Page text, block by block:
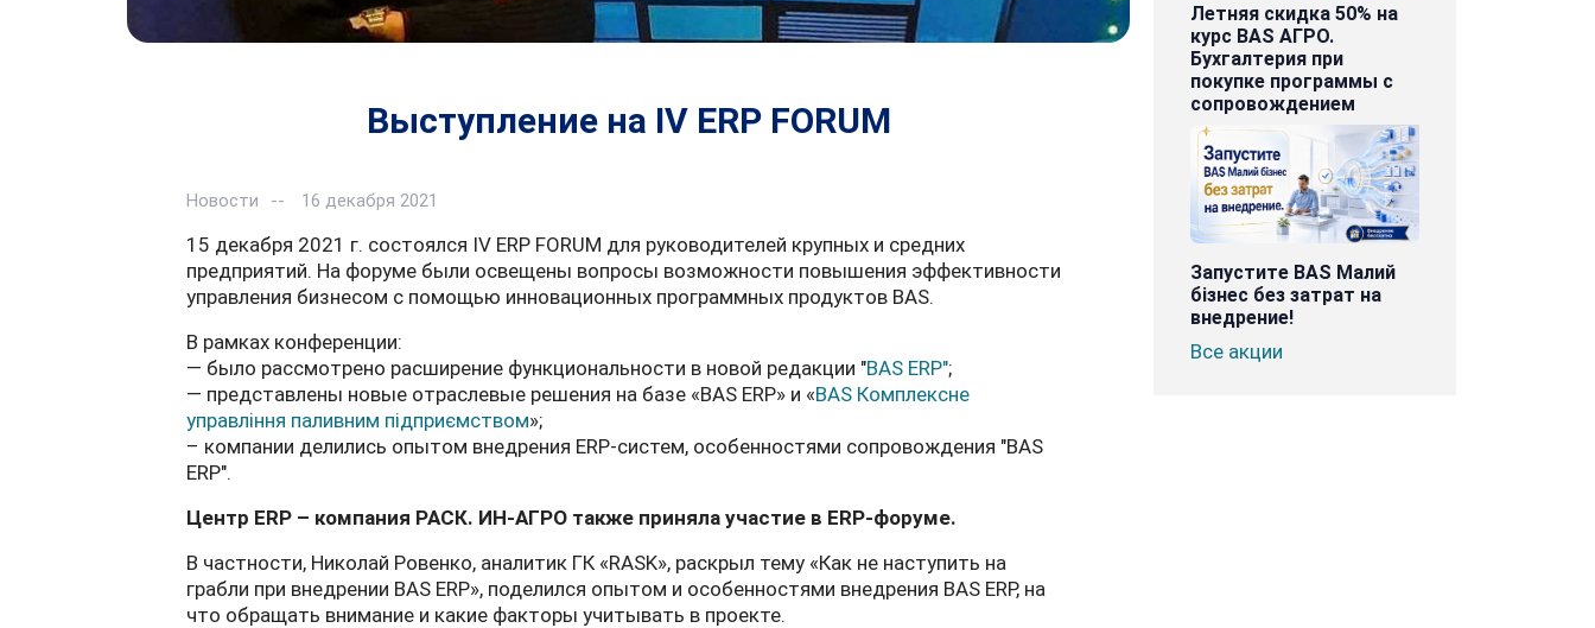
Выступление на IV ERP FORUM
Новости 16 декабря 2021
15 декабря 2021 г. состоялся IV ERP FORUM для руководителей крупных и средних
предприятий. На форуме были освещены вопросы возможности повышения эффективности
управления бизнесом с помощью инновационных программных продуктов BAS.
В рамках конференции:
— было рассмотрено расширение функциональности в новой редакции "BAS ERP";
— представлены новые отраслевые решения на базе «BAS ERP» и «BAS Комплексне
управління паливним підприємством»;
– компании делились опытом внедрения ERP-систем, особенностями сопровождения "BAS
ERP".
Центр ERP – компания РАСК. ИН-АГРО также приняла участие в ERP-форуме.
В частности, Николай Ровенко, аналитик ГК «RASK», раскрыл тему «Как не наступить на
грабли при внедрении BAS ERP», поделился опытом и особенностями внедрения BAS ERP, на
что обращать внимание и какие факторы учитывать в проекте.
Летняя скидка 50% на
курс BAS АГРО.
Бухгалтерия при
покупке программы с
сопровождением
Запустите BAS Малий
бізнес без затрат на
внедрение!
Все акции